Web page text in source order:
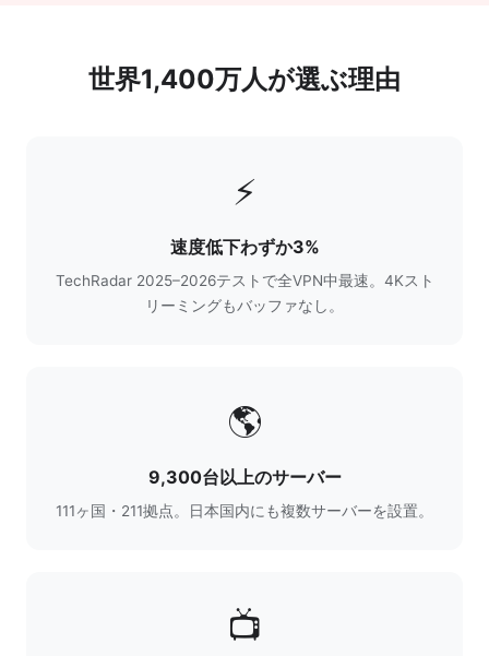
世界1,400万人が選ぶ理由
⚡
速度低下わずか3%
TechRadar 2025–2026テストで全VPN中最速。4Kスト
リーミングもバッファなし。
🌎
9,300台以上のサーバー
111ヶ国・211拠点。日本国内にも複数サーバーを設置。
📺